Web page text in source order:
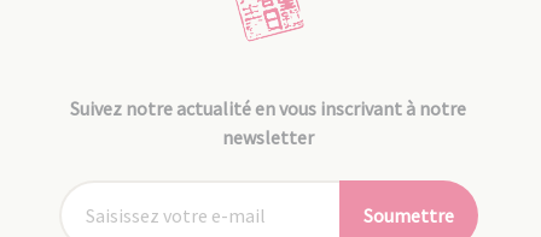
Suivez notre actualité en vous inscrivant à notre
newsletter
Soumettre